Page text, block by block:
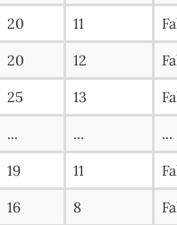
20 11
20 12
25 13
... ... ...
19 11
16 8